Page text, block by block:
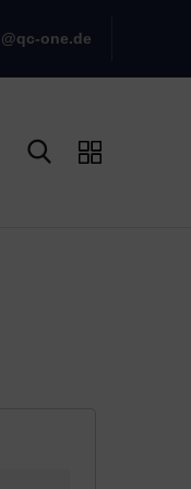
one.de